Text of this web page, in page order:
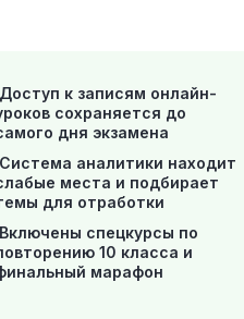
Доступ к записям онлайн-
сохраняется до
дня экзамена
Система аналитики находит
места и подбирает
для отработки
Включены спецкурсы по
10 класса и
марафон